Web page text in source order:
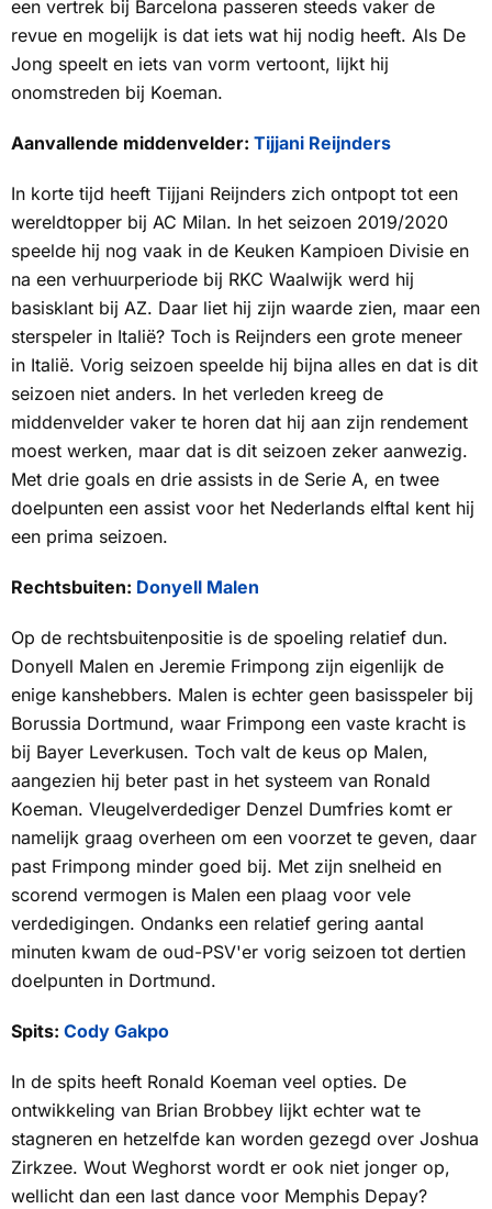
een vertrek bij Barcelona passeren steeds vaker de
revue en mogelijk is dat iets wat hij nodig heeft. Als De
Jong speelt en iets van vorm vertoont, lijkt hij
onomstreden bij Koeman.
Aanvallende middenvelder: Tijjani Reijnders
In korte tijd heeft Tijjani Reijnders zich ontpopt tot een
wereldtopper bij AC Milan. In het seizoen 2019/2020
speelde hij nog vaak in de Keuken Kampioen Divisie en
na een verhuurperiode bij RKC Waalwijk werd hij
basisklant bij AZ. Daar liet hij zijn waarde zien, maar een
sterspeler in Italië? Toch is Reijnders een grote meneer
in Italië. Vorig seizoen speelde hij bijna alles en dat is dit
seizoen niet anders. In het verleden kreeg de
middenvelder vaker te horen dat hij aan zijn rendement
moest werken, maar dat is dit seizoen zeker aanwezig.
Met drie goals en drie assists in de Serie A, en twee
doelpunten een assist voor het Nederlands elftal kent hij
een prima seizoen.
Rechtsbuiten: Donyell Malen
Op de rechtsbuitenpositie is de spoeling relatief dun.
Donyell Malen en Jeremie Frimpong zijn eigenlijk de
enige kanshebbers. Malen is echter geen basisspeler bij
Borussia Dortmund, waar Frimpong een vaste kracht is
bij Bayer Leverkusen. Toch valt de keus op Malen,
aangezien hij beter past in het systeem van Ronald
Koeman. Vleugelverdediger Denzel Dumfries komt er
namelijk graag overheen om een voorzet te geven, daar
past Frimpong minder goed bij. Met zijn snelheid en
scorend vermogen is Malen een plaag voor vele
verdedigingen. Ondanks een relatief gering aantal
minuten kwam de oud-PSV'er vorig seizoen tot dertien
doelpunten in Dortmund.
Spits: Cody Gakpo
In de spits heeft Ronald Koeman veel opties. De
ontwikkeling van Brian Brobbey lijkt echter wat te
stagneren en hetzelfde kan worden gezegd over Joshua
Zirkzee. Wout Weghorst wordt er ook niet jonger op,
wellicht dan een last dance voor Memphis Depay?